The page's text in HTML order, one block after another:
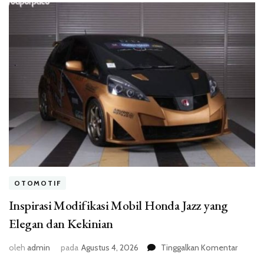
OTOMOTIF
Inspirasi Modifikasi Mobil Honda Jazz yang
Elegan dan Kekinian
oleh admin pada Agustus 4, 2026 Tinggalkan Komentarpada